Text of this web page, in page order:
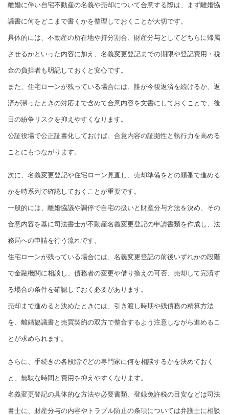
離婚に伴い自宅不動産の名義や売却について合意する際は、まず離婚協
議書に何をどこまで書くかを整理しておくことが大切です。
具体的には、不動産の所在地や持分割合、財産分与としてどちらに帰属
させるかといった内容に加え、名義変更登記までの期限や登記費用・税
金の負担者も明記しておくと安心です。
また、住宅ローンが残っている場合には、誰が今後返済を続けるか、返
済が滞ったときの対応まで含めて合意内容を文書にしておくことで、後
日の紛争リスクを抑えやすくなります。
公証役場で公正証書化しておけば、合意内容の証拠性と執行力を高める
ことにもつながります。
次に、名義変更登記や住宅ローン見直し、売却準備をどの順番で進める
かを時系列で確認しておくことが重要です。
一般的には、離婚協議や調停で自宅の扱いと財産分与方法を決め、その
合意内容を基に司法書士が不動産名義変更登記の申請書類を作成し、法
務局への申請を行う流れです。
住宅ローンが残っている場合には、名義変更登記の前後いずれかの段階
で金融機関に相談し、債務者の変更や借り換えの可否、売却して完済す
る場合の条件を確認しておく必要があります。
売却まで進めると決めたときには、引き渡し時期や残債務の精算方法
を、離婚協議書と売買契約の双方で整合するよう注意しながら進めるこ
とが求められます。
さらに、手続きの各段階でどの専門家に何を相談するかを決めておく
と、無駄な時間と費用を抑えやすくなります。
名義変更登記の具体的な方法や必要書類、登録免許税の目安などは司法
書士に、財産分与の内容やトラブル防止の条項については弁護士に相談